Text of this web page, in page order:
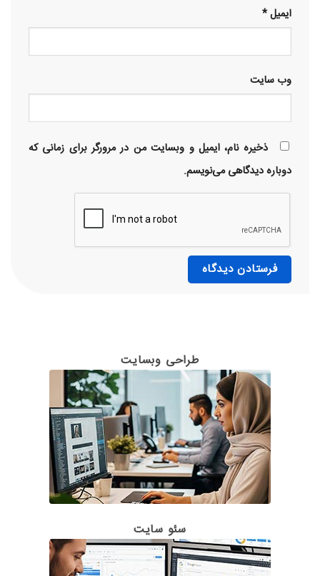
ایمیل*
وب‌ سایت
ذخیره نام، ایمیل و وبسایت من در مرورگر برای زمانی که
دوباره دیدگاهی می‌نویسم.
طراحی وبسایت
سئو سایت